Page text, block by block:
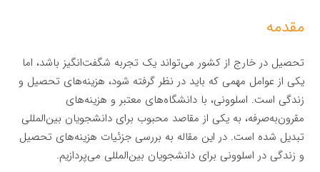
مقدمه
تحصیل در خارج از کشور می‌تواند یک تجربه شگفت‌انگیز باشد، اما
یکی از عوامل مهمی که باید در نظر گرفته شود، هزینه‌های تحصیل و
زندگی است. اسلوونی، با دانشگاه‌های معتبر و هزینه‌های
مقرون‌به‌صرفه، به یکی از مقاصد محبوب برای دانشجویان بین‌المللی
تبدیل شده است. در این مقاله به بررسی جزئیات هزینه‌های تحصیل
و زندگی در اسلوونی برای دانشجویان بین‌المللی می‌پردازیم.